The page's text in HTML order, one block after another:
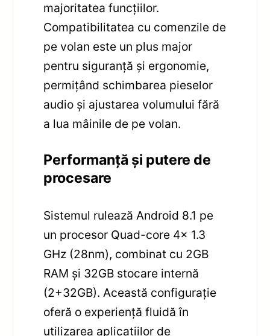
majoritatea funcțiilor.
Compatibilitatea cu comenzile de
pe volan este un plus major
pentru siguranță și ergonomie,
permițând schimbarea pieselor
audio și ajustarea volumului fără
a lua mâinile de pe volan.
Performanță și putere de
procesare
Sistemul rulează Android 8.1 pe
un procesor Quad-core 4x 1.3
GHz (28nm), combinat cu 2GB
RAM și 32GB stocare internă
(2+32GB). Această configurație
oferă o experiență fluidă în
utilizarea aplicațiilor de